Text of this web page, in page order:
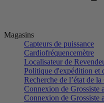
Magasins
Capteurs de puissance
Cardiofréquencemètre
Localisateur de
Politique d'expédition et
Recherche de l’état de
Connexion de Grossiste
Connexion de Grossiste